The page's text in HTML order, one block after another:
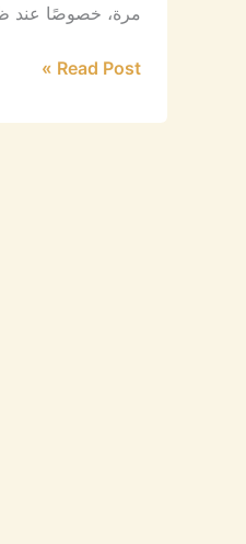
مرة، خصوصًا عند
Read Post »